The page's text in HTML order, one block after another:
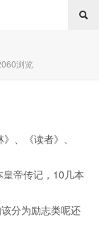
浏览
、《读者》、
皇帝传记，10几本
分为励志类呢还